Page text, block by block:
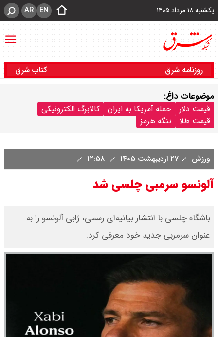
یکشنبه ۱۸ مرداد ۱۴۰۵ EN
AR
روزنامه شرق کتاب شرق
موضوعات داغ:
قیمت دلار حمله آمریکا به ایران
کالابرگ الکترونیکی
قیمت طلا
تنگه هرمز
ورزش ۲۷ اردیبهشت ۱۴۰۵
آلونسو سرمبی چلسی شد
باشگاه چلسی با انتشار بیانیه‌ای رسمی، ژابی آلونسو را به
عنوان سرمربی جدید خود معرفی کرد.